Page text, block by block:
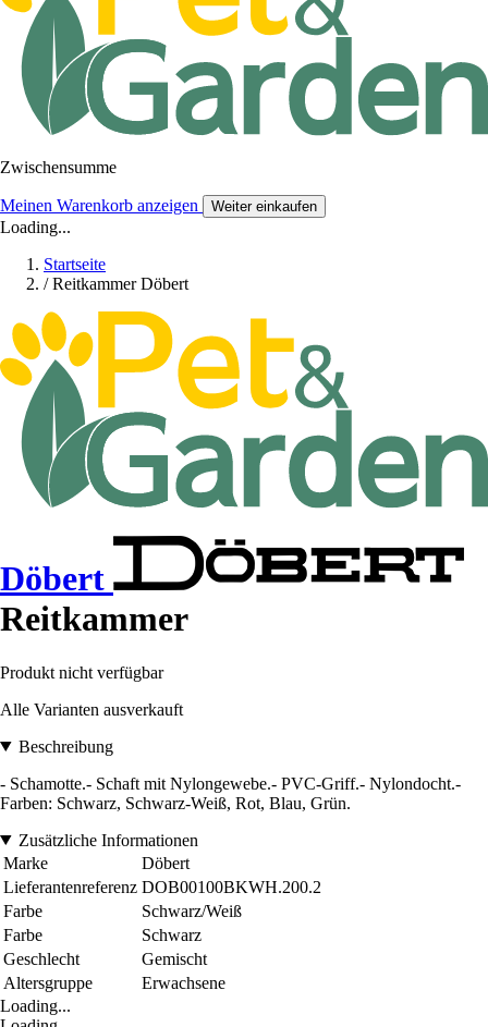
Zwischensumme
Meinen Warenkorb anzeigen Weiter einkaufen
Loading...
Startseite
/ Reitkammer Döbert
Döbert
Reitkammer
Produkt nicht verfügbar
Alle Varianten ausverkauft
Beschreibung
- Schamotte.- Schaft mit Nylongewebe.- PVC-Griff.- Nylondocht.-
Farben: Schwarz, Schwarz-Weiß, Rot, Blau, Grün.
Zusätzliche Informationen
Marke
Döbert
Lieferantenreferenz DOB00100BKWH.200.2
Farbe
Schwarz/Weiß
Farbe
Schwarz
Geschlecht
Gemischt
Altersgruppe
Erwachsene
Loading...